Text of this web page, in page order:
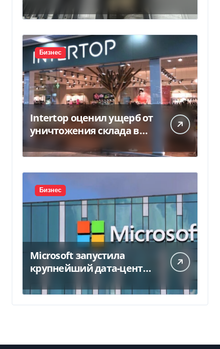
Бизнес
Intertop оценил ущерб от
уничтожения склада в
Бизнес
Microsoft запустила
крупнейший дата-центр
миллиарда